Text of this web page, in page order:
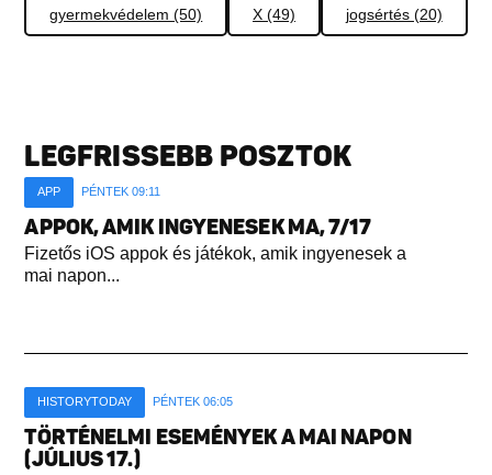
gyermekvédelem (50) X (49) jogsértés (20)
LEGFRISSEBB POSZTOK
APP PÉNTEK 09:11
APPOK, AMIK INGYENESEK MA, 7/17
Fizetős iOS appok és játékok, amik ingyenesek a
mai napon...
HISTORYTODAY PÉNTEK 06:05
TÖRTÉNELMI ESEMÉNYEK A MAI NAPON
(JÚLIUS 17.)